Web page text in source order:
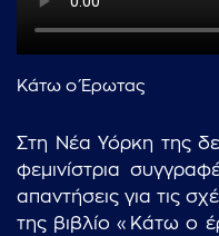
Κάτω ο Έρωτας
Στη Νέα Υόρκη της
φεμινίστρια
απαντήσεις για τις
της βιβλίο «Κάτω ο